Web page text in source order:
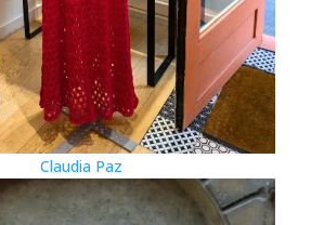
Claudia Paz